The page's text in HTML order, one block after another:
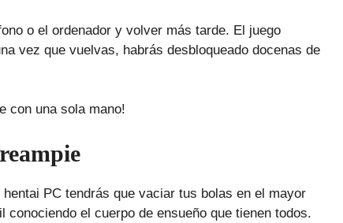
o el ordenador y volver más tarde. El juego
vez que vuelvas, habrás desbloqueado docenas de
con una sola mano!
PC tendrás que vaciar tus bolas en el mayor
el cuerpo de ensueño que tienen todos.